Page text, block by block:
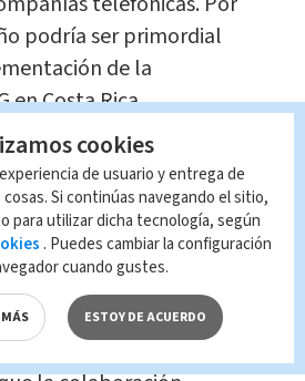
podría ser primordial
de la
en Costa Rica.
la pandemia ha
y
incrementar el nivel
la tecnología de
meses se ha
cookies
de usuario y entrega de
Si continúas navegando el sitio,
para utilizar dicha tecnología, según
. Puedes cambiar la configuración
cuando gustes.
ESTOY DE ACUERDO